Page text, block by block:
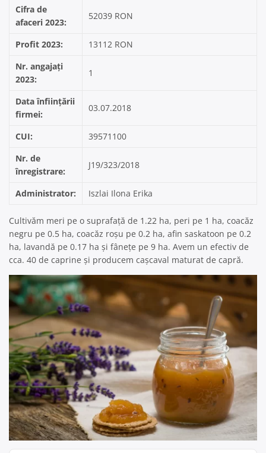
Cifra de
afaceri 2023:
52039 RON
Profit 2023:
13112 RON
Nr. angajați
2023:
1
Data înființării
firmei:
03.07.2018
CUI:
39571100
Nr. de
înregistrare:
J19/323/2018
Administrator: Iszlai Ilona Erika
Cultivăm meri pe o suprafață de 1.22 ha, peri pe 1 ha, coacăz
negru pe 0.5 ha, coacăz roșu pe 0.2 ha, afin saskatoon pe 0.2
ha, lavandă pe 0.17 ha și fânețe pe 9 ha. Avem un efectiv de
cca. 40 de caprine și producem cașcaval maturat de capră.